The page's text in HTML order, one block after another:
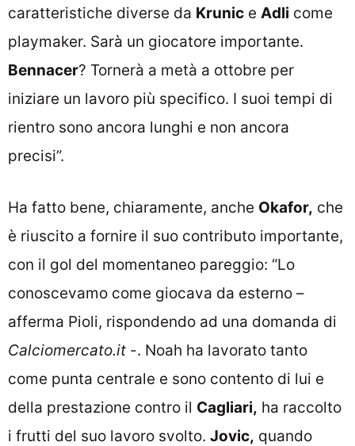
caratteristiche diverse da Krunic e Adli come
playmaker. Sarà un giocatore importante.
Bennacer? Tornerà a metà a ottobre per
iniziare un lavoro più specifico. I suoi tempi di
rientro sono ancora lunghi e non ancora
precisi”.
Ha fatto bene, chiaramente, anche Okafor, che
è riuscito a fornire il suo contributo importante,
con il gol del momentaneo pareggio: “Lo
conoscevamo come giocava da esterno –
afferma Pioli, rispondendo ad una domanda di
Calciomercato.it -. Noah ha lavorato tanto
come punta centrale e sono contento di lui e
della prestazione contro il Cagliari, ha raccolto
i frutti del suo lavoro svolto. Jovic, quando